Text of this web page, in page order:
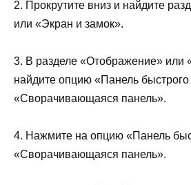
2. Прокрутите вниз и найдите
или «Экран и замок».
3. В разделе «Отображение» или
найдите опцию «Панель быстрого
«Сворачивающаяся панель».
4. Нажмите на опцию «Панель
«Сворачивающаяся панель».